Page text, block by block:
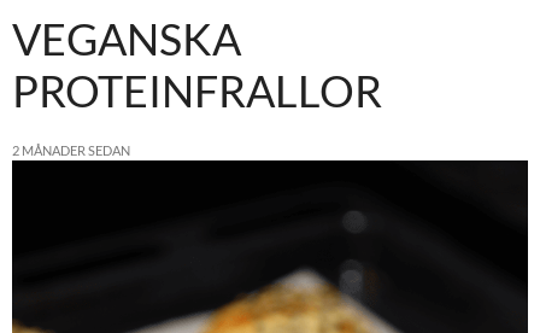
VEGANSKA
PROTEINFRALLOR
2 MÅNADER SEDAN